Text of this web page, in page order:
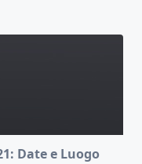
Date e Luogo